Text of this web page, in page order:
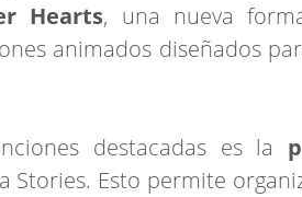
Hearts, una nueva
animados diseñados
destacadas es la
Stories. Esto permite